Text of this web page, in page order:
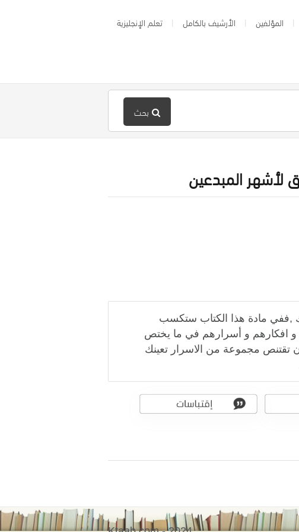
المؤلفين الأرشيف بالكامل تعلم الإنجليزية
بحث
,ففي مادة هذا الكتاب ستكسب
و افكارهم و أسرارهم في ما يختص
تقتنص مجموعة من الاسرار تعينك